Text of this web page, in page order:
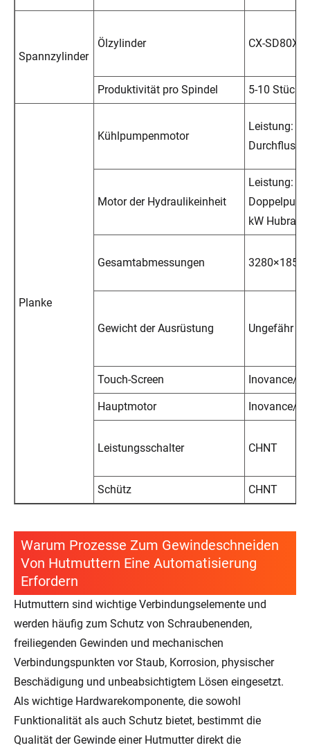
Spannzylinder
Ölzylinder CX-
Produktivität pro Spindel 5-10 Stück/
Planke
Kühlpumpenmotor
Leistung:
Durchfluss:
Motor der Hydraulikeinheit
Leistung:
kW
Gesamtabmessungen
Gewicht der Ausrüstung Ungefähr
Touch-Screen Inovance/
Hauptmotor Inovance/
Leistungsschalter CHNT
Schütz CHNT
Warum Prozesse Zum Gewindeschneiden
Von Hutmuttern Eine Automatisierung
Erfordern
Hutmuttern sind wichtige Verbindungselemente und
werden häufig zum Schutz von Schraubenenden,
freiliegenden Gewinden und mechanischen
Verbindungspunkten vor Staub, Korrosion, physischer
Beschädigung und unbeabsichtigtem Lösen eingesetzt.
Als wichtige Hardwarekomponente, die sowohl
Funktionalität als auch Schutz bietet, bestimmt die
Qualität der Gewinde einer Hutmutter direkt die